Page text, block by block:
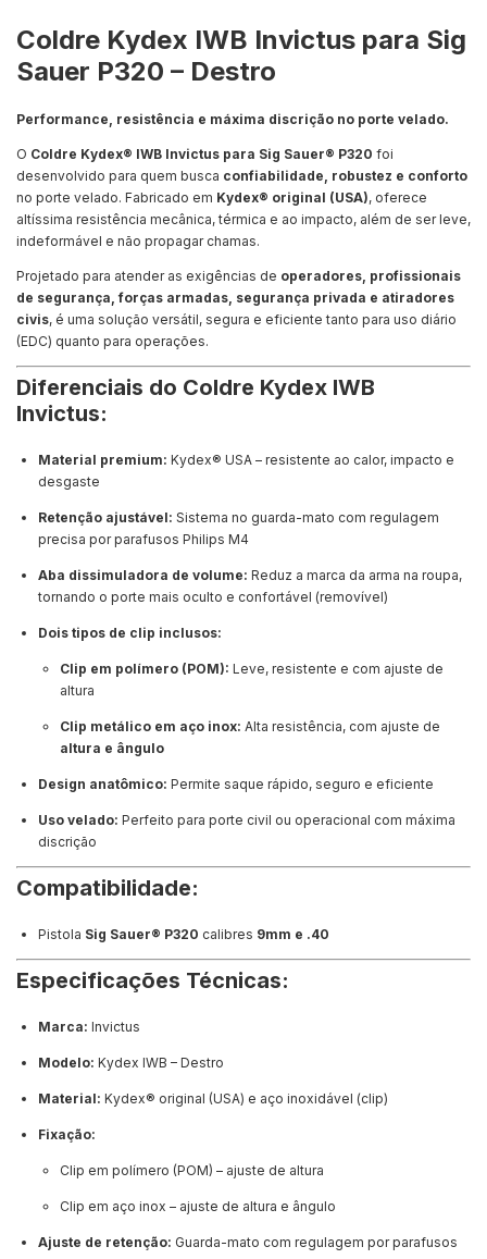
Coldre Kydex IWB Invictus para Sig
Sauer P320 – Destro
Performance, resistência e máxima discrição no porte velado.
O Coldre Kydex® IWB Invictus para Sig Sauer® P320 foi
desenvolvido para quem busca confiabilidade, robustez e conforto
no porte velado. Fabricado em Kydex® original (USA), oferece
altíssima resistência mecânica, térmica e ao impacto, além de ser leve,
indeformável e não propagar chamas.
Projetado para atender as exigências de operadores, profissionais
de segurança, forças armadas, segurança privada e atiradores
civis, é uma solução versátil, segura e eficiente tanto para uso diário
(EDC) quanto para operações.
Diferenciais do Coldre Kydex IWB
Invictus:
Material premium: Kydex® USA – resistente ao calor, impacto e
desgaste
Retenção ajustável: Sistema no guarda-mato com regulagem
precisa por parafusos Philips M4
Aba dissimuladora de volume: Reduz a marca da arma na roupa,
tornando o porte mais oculto e confortável (removível)
Dois tipos de clip inclusos:
Clip em polímero (POM): Leve, resistente e com ajuste de
altura
Clip metálico em aço inox: Alta resistência, com ajuste de
altura e ângulo
Design anatômico: Permite saque rápido, seguro e eficiente
Uso velado: Perfeito para porte civil ou operacional com máxima
discrição
Compatibilidade:
Pistola Sig Sauer® P320 calibres 9mm e .40
Especificações Técnicas:
Marca: Invictus
Modelo: Kydex IWB – Destro
Material: Kydex® original (USA) e aço inoxidável (clip)
Fixação:
Clip em polímero (POM) – ajuste de altura
Clip em aço inox – ajuste de altura e ângulo
Ajuste de retenção: Guarda-mato com regulagem por parafusos